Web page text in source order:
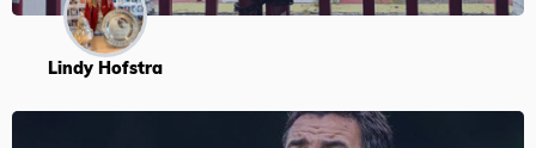
Lindy Hofstra